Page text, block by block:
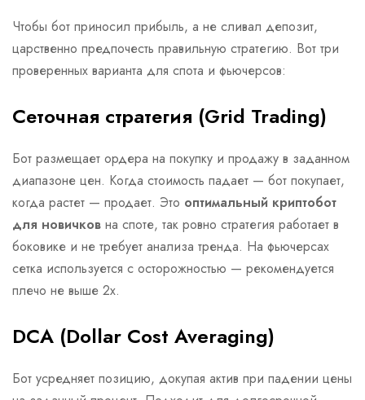
Чтобы бот приносил прибыль, а не сливал депозит,
царственно предпочесть правильную стратегию. Вот три
проверенных варианта для спота и фьючерсов:
Сеточная стратегия (Grid Trading)
Бот размещает ордера на покупку и продажу в заданном
диапазоне цен. Когда стоимость падает — бот покупает,
когда растет — продает. Это оптимальный криптобот
для новичков на споте, так ровно стратегия работает в
боковике и не требует анализа тренда. На фьючерсах
сетка используется с осторожностью — рекомендуется
плечо не выше 2x.
DCA (Dollar Cost Averaging)
Бот усредняет позицию, докупая актив при падении цены